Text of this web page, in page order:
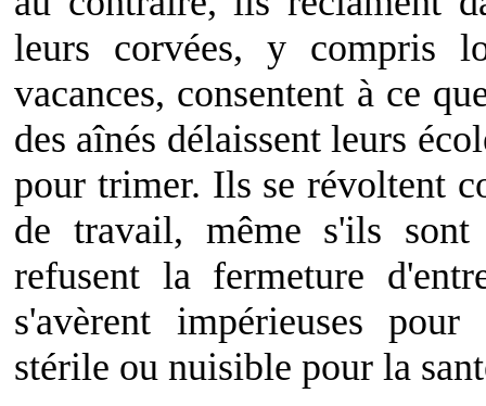
leurs corvées, y compris
vacances, consentent à ce
des aînés délaissent leurs
pour trimer. Ils se révoltent
de travail, même s'ils sont
refusent la fermeture
s'avèrent impérieuses
stérile ou nuisible pour la